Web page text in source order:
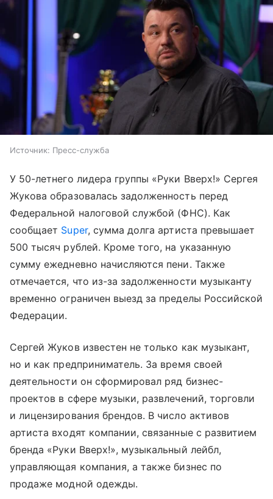
Источник: Пресс-служба
У 50-летнего лидера группы «Руки Вверх!» Сергея
Жукова образовалась задолженность перед
Федеральной налоговой службой (ФНС). Как
сообщает Super, сумма долга артиста превышает
500 тысяч рублей. Кроме того, на указанную
сумму ежедневно начисляются пени. Также
отмечается, что из-за задолженности музыканту
временно ограничен выезд за пределы Российской
Федерации.
Сергей Жуков известен не только как музыкант,
но и как предприниматель. За время своей
деятельности он сформировал ряд бизнес-
проектов в сфере музыки, развлечений, торговли
и лицензирования брендов. В число активов
артиста входят компании, связанные с развитием
бренда «Руки Вверх!», музыкальный лейбл,
управляющая компания, а также бизнес по
продаже модной одежды.